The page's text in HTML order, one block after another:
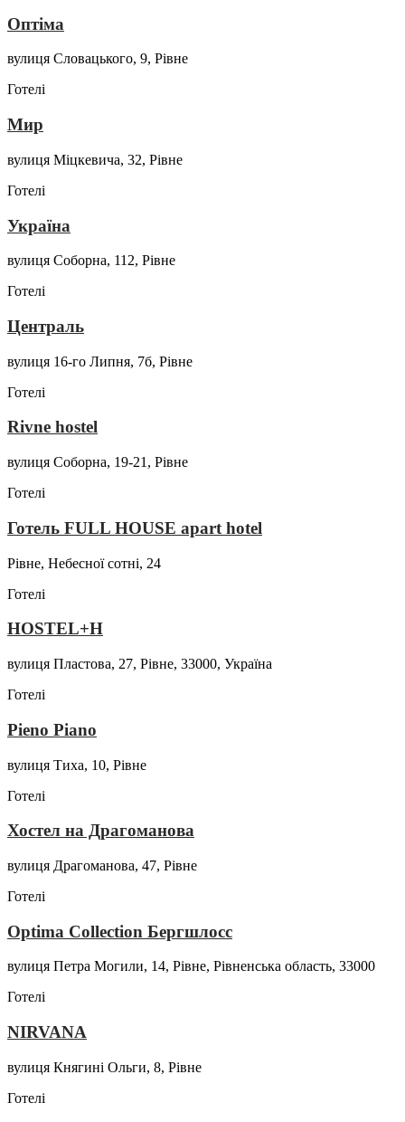
Оптіма
вулиця Словацького, 9, Рівне
Готелі
Мир
вулиця Міцкевича, 32, Рівне
Готелі
Україна
вулиця Соборна, 112, Рівне
Готелі
Централь
вулиця 16-го Липня, 7б, Рівне
Готелі
Rivne hostel
вулиця Соборна, 19-21, Рівне
Готелі
Готель FULL HOUSE apart hotel
Рівне, Небесної сотні, 24
Готелі
HOSTEL+H
вулиця Пластова, 27, Рівне, 33000, Україна
Готелі
Pieno Piano
вулиця Тиха, 10, Рівне
Готелі
Хостел на Драгоманова
вулиця Драгоманова, 47, Рівне
Готелі
Optima Collection Бергшлосс
вулиця Петра Могили, 14, Рівне, Рівненська область, 33000
Готелі
NIRVANA
вулиця Княгині Ольги, 8, Рівне
Готелі